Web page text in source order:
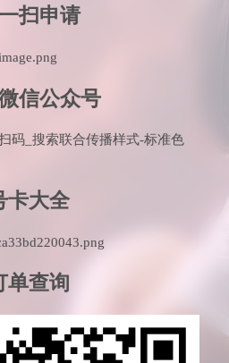
扫申请
信公众号
卡大全
单查询